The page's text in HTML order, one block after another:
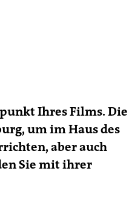
Ihres Films. Die
um im Haus des
aber auch
Sie mit ihrer